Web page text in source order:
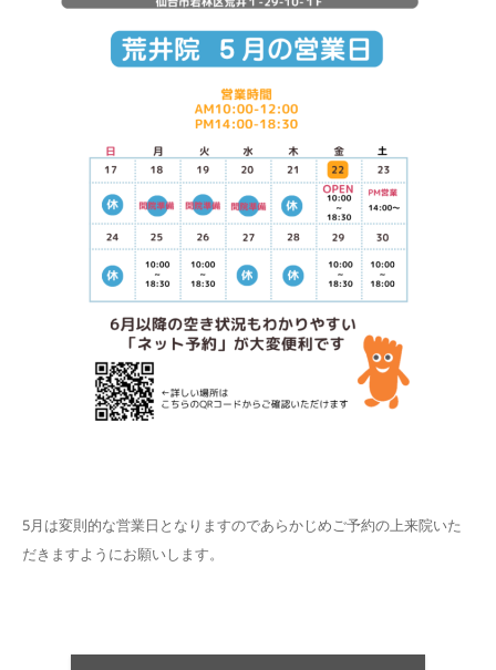
5月は変則的な営業日となりますのであらかじめご予約の上来院いた
だきますようにお願いします。